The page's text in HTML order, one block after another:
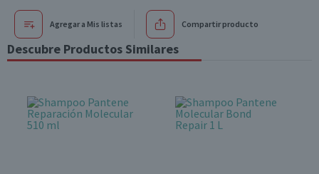
Agregar a Mis listas Compartir producto
Descubre Productos Similares